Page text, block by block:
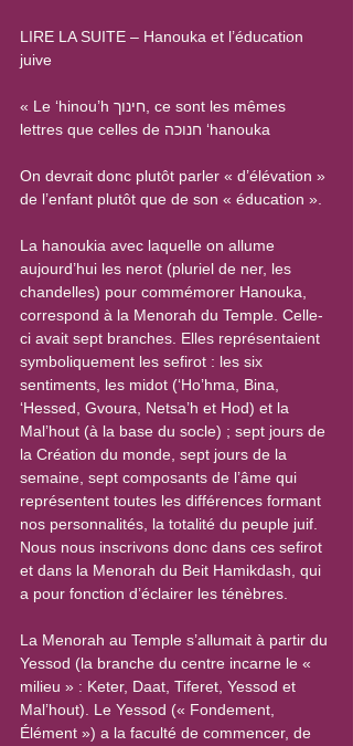
LIRE LA SUITE – Hanouka et l’éducation
juive
« Le ‘hinou’h חינוך, ce sont les mêmes
lettres que celles de חנוכה ‘hanouka
On devrait donc plutôt parler « d’élévation »
de l’enfant plutôt que de son « éducation ».
La hanoukia avec laquelle on allume
aujourd’hui les nerot (pluriel de ner, les
chandelles) pour commémorer Hanouka,
correspond à la Menorah du Temple. Celle-
ci avait sept branches. Elles représentaient
symboliquement les sefirot : les six
sentiments, les midot (‘Ho’hma, Bina,
‘Hessed, Gvoura, Netsa’h et Hod) et la
Mal’hout (à la base du socle) ; sept jours de
la Création du monde, sept jours de la
semaine, sept composants de l’âme qui
représentent toutes les différences formant
nos personnalités, la totalité du peuple juif.
Nous nous inscrivons donc dans ces sefirot
et dans la Menorah du Beit Hamikdash, qui
a pour fonction d’éclairer les ténèbres.
La Menorah au Temple s’allumait à partir du
Yessod (la branche du centre incarne le «
milieu » : Keter, Daat, Tiferet, Yessod et
Mal’hout). Le Yessod (« Fondement,
Élément ») a la faculté de commencer, de